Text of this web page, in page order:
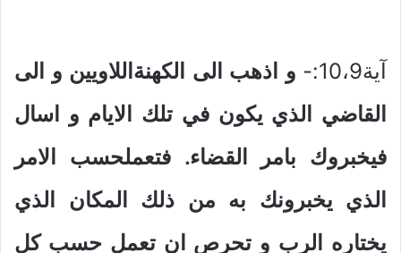
آية10،9:-
و اذهب الى الكهنةاللاويين و الى
القاضي الذي يكون في تلك الايام و اسال
فيخبروك بامر القضاء. فتعملحسب الامر
الذي يخبرونك به من ذلك المكان الذي
يختاره الرب و تحرص ان تعمل حسب كل